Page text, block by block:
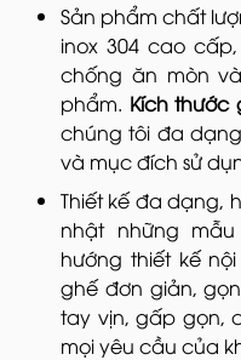
Sản phẩm chất
inox 304 cao
chống ăn mòn
phẩm. Kích thước
chúng tôi đa
và mục đích sử
Thiết kế đa dạng,
nhật những
hướng thiết kế
ghế đơn giản,
tay vịn, gấp gọn,
mọi yêu cầu của